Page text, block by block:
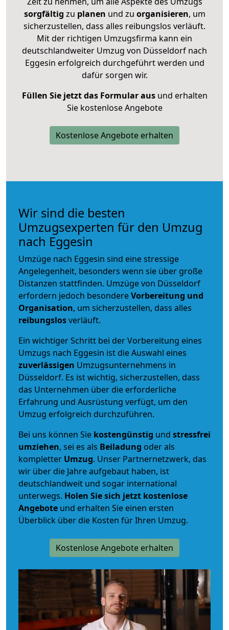
sorgfältig zu planen und zu organisieren, um
sicherzustellen, dass alles reibungslos verläuft.
Mit der richtigen Umzugsfirma kann ein
deutschlandweiter Umzug von Düsseldorf nach
Eggesin erfolgreich durchgeführt werden und
dafür sorgen wir.
Füllen Sie jetzt das Formular ausund erhalten
Sie kostenlose Angebote
Kostenlose Angebote erhalten
Wir sind die besten
Umzugsexperten für den Umzug
nach Eggesin
Umzüge nach Eggesin sind eine stressige
Angelegenheit, besonders wenn sie über große
Distanzen stattfinden. Umzüge von Düsseldorf
erfordern jedoch besondereVorbereitung und
Organisation, um sicherzustellen, dass alles
reibungslosverläuft.
Ein wichtiger Schritt bei der Vorbereitung eines
Umzugs nach Eggesin ist die Auswahl eines
zuverlässigen Umzugsunternehmens in
Düsseldorf. Es ist wichtig, sicherzustellen, dass
das Unternehmen über die erforderliche
Erfahrung und Ausrüstung verfügt, um den
Umzug erfolgreich durchzuführen.
Bei uns können Sie kostengünstig und stressfrei
umziehen, sei es als Beiladung oder als
kompletter Umzug. Unser Partnernetzwerk, das
wir über die Jahre aufgebaut haben, ist
deutschlandweit und sogar international
unterwegs. Holen Sie sich jetzt kostenlose
Angebote und erhalten Sie einen ersten
Überblick über die Kosten für Ihren Umzug.
Kostenlose Angebote erhalten